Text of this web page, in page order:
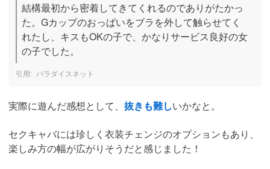
結構最初から密着してきてくれるのでありがたかっ
た。Gカップのおっぱいをブラを外して触らせてく
れたし、キスもOKの子で、かなりサービス良好の女
の子でした。
パラダイスネット
実際に遊んだ感想として、 抜きも難しいかなと。
セクキャバには珍しく衣装チェンジのオプションもあり、
楽しみ方の幅が広がりそうだと感じました！